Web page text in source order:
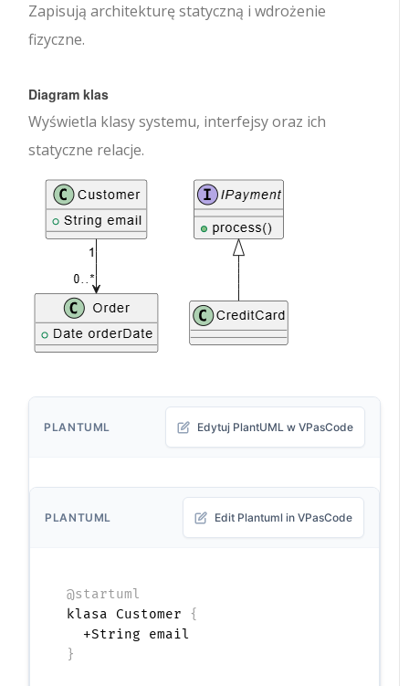
Zapisują architekturę statyczną i wdrożenie
fizyczne.
Diagram klas
Wyświetla klasy systemu, interfejsy oraz ich
statyczne relacje.
PLANTUML Edytuj PlantUML w VPasCode
PLANTUML Edit Plantuml in VPasCode
@startuml
klasa Customer {
}